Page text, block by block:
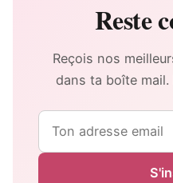
Reste
Reçois nos
dans ta boîte mail.
Email